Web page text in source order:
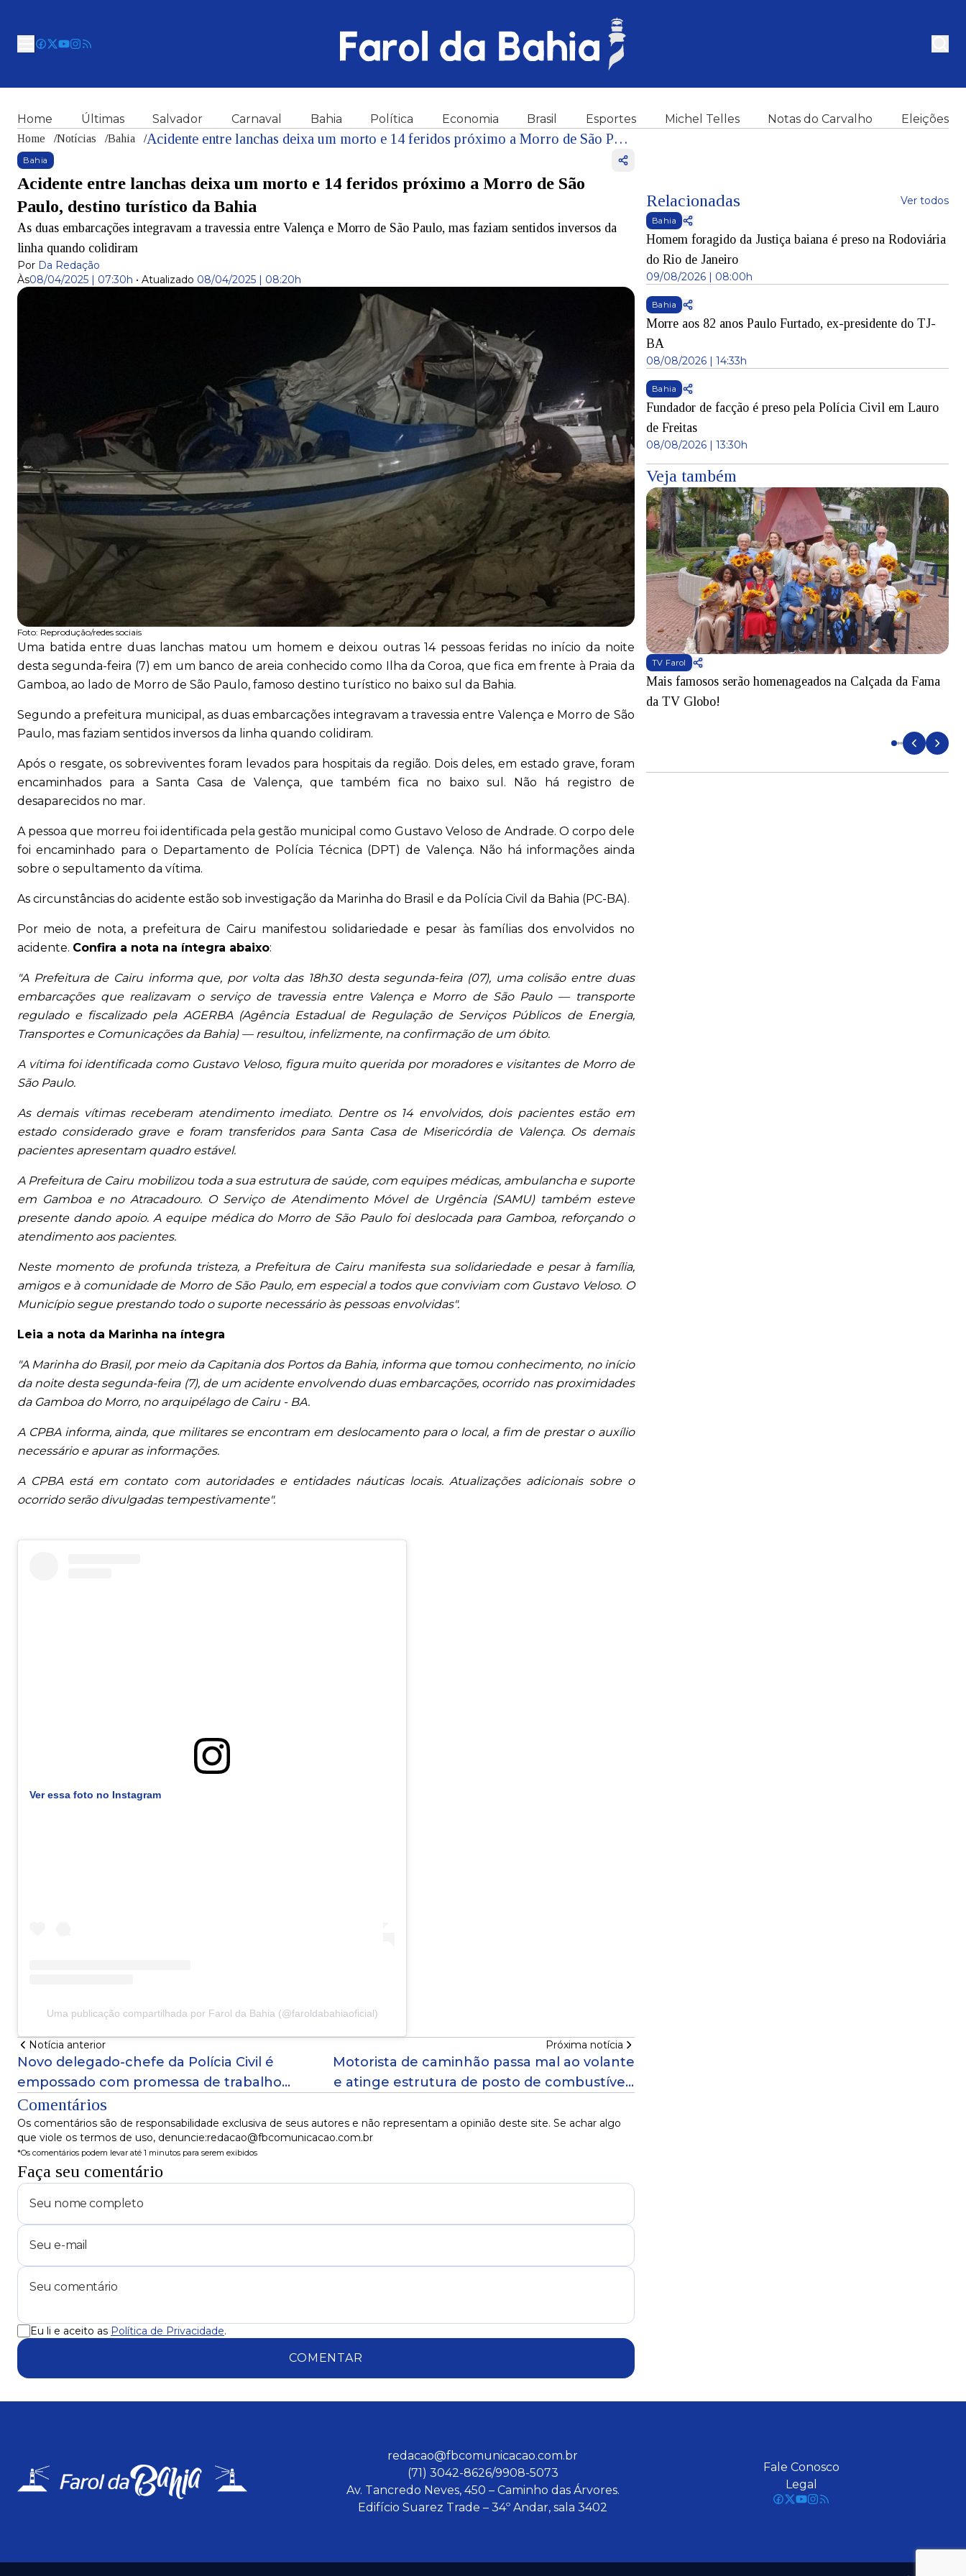
Home Últimas Salvador Carnaval Bahia Política Economia Brasil Esportes Michel Telles Notas do Carvalho Eleições
Home /Notícias /Bahia / Acidente entre lanchas deixa um morto e 14 feridos próximo a Morro de São Paulo, destino turístico da Bahia
Bahia
Acidente entre lanchas deixa um morto e 14 feridos próximo a Morro de São
Paulo, destino turístico da Bahia
As duas embarcações integravam a travessia entre Valença e Morro de São Paulo, mas faziam sentidos inversos da
linha quando colidiram
Por Da Redação
Às08/04/2025 | 07:30h • Atualizado 08/04/2025 | 08:20h
Foto: Reprodução/redes sociais
Uma batida entre duas lanchas matou um homem e deixou outras 14 pessoas feridas no início da noite
desta segunda-feira (7) em um banco de areia conhecido como Ilha da Coroa, que fica em frente à Praia da
Gamboa, ao lado de Morro de São Paulo, famoso destino turístico no baixo sul da Bahia.
Segundo a prefeitura municipal, as duas embarcações integravam a travessia entre Valença e Morro de São
Paulo, mas faziam sentidos inversos da linha quando colidiram.
Após o resgate, os sobreviventes foram levados para hospitais da região. Dois deles, em estado grave, foram
encaminhados para a Santa Casa de Valença, que também fica no baixo sul. Não há registro de
desaparecidos no mar.
A pessoa que morreu foi identificada pela gestão municipal como Gustavo Veloso de Andrade. O corpo dele
foi encaminhado para o Departamento de Polícia Técnica (DPT) de Valença. Não há informações ainda
sobre o sepultamento da vítima.
As circunstâncias do acidente estão sob investigação da Marinha do Brasil e da Polícia Civil da Bahia (PC-BA).
Por meio de nota, a prefeitura de Cairu manifestou solidariedade e pesar às famílias dos envolvidos no
acidente. Confira a nota na íntegra abaixo:
"A Prefeitura de Cairu informa que, por volta das 18h30 desta segunda-feira (07), uma colisão entre duas
embarcações que realizavam o serviço de travessia entre Valença e Morro de São Paulo — transporte
regulado e fiscalizado pela AGERBA (Agência Estadual de Regulação de Serviços Públicos de Energia,
Transportes e Comunicações da Bahia) — resultou, infelizmente, na confirmação de um óbito.
A vítima foi identificada como Gustavo Veloso, figura muito querida por moradores e visitantes de Morro de
São Paulo.
As demais vítimas receberam atendimento imediato. Dentre os 14 envolvidos, dois pacientes estão em
estado considerado grave e foram transferidos para Santa Casa de Misericórdia de Valença. Os demais
pacientes apresentam quadro estável.
A Prefeitura de Cairu mobilizou toda a sua estrutura de saúde, com equipes médicas, ambulancha e suporte
em Gamboa e no Atracadouro. O Serviço de Atendimento Móvel de Urgência (SAMU) também esteve
presente dando apoio. A equipe médica do Morro de São Paulo foi deslocada para Gamboa, reforçando o
atendimento aos pacientes.
Neste momento de profunda tristeza, a Prefeitura de Cairu manifesta sua solidariedade e pesar à família,
amigos e à comunidade de Morro de São Paulo, em especial a todos que conviviam com Gustavo Veloso. O
Município segue prestando todo o suporte necessário às pessoas envolvidas".
Leia a nota da Marinha na íntegra
"A Marinha do Brasil, por meio da Capitania dos Portos da Bahia, informa que tomou conhecimento, no início
da noite desta segunda-feira (7), de um acidente envolvendo duas embarcações, ocorrido nas proximidades
da Gamboa do Morro, no arquipélago de Cairu - BA.
A CPBA informa, ainda, que militares se encontram em deslocamento para o local, a fim de prestar o auxílio
necessário e apurar as informações.
A CPBA está em contato com autoridades e entidades náuticas locais. Atualizações adicionais sobre o
ocorrido serão divulgadas tempestivamente".
Ver essa foto no Instagram
Uma publicação compartilhada por Farol da Bahia (@faroldabahiaoficial)
Notícia anterior
Novo delegado-chefe da Polícia Civil é
empossado com promessa de trabalho
integrado
Próxima notícia
Motorista de caminhão passa mal ao volante
e atinge estrutura de posto de combustíveis
Comentários
Os comentários são de responsabilidade exclusiva de seus autores e não representam a opinião deste site. Se achar algo
que viole os termos de uso, denuncie:redacao@fbcomunicacao.com.br
*Os comentários podem levar até 1 minutos para serem exibidos
Faça seu comentário
Eu li e aceito as Política de Privacidade.
COMENTAR
Relacionadas Ver todos
Bahia
Homem foragido da Justiça baiana é preso na Rodoviária
do Rio de Janeiro
09/08/2026 | 08:00h
Bahia
Morre aos 82 anos Paulo Furtado, ex-presidente do TJ-
BA
08/08/2026 | 14:33h
Bahia
Fundador de facção é preso pela Polícia Civil em Lauro
de Freitas
08/08/2026 | 13:30h
Veja também
TV Farol
Mais famosos serão homenageados na Calçada da Fama
da TV Globo!
redacao@fbcomunicacao.com.br
(71) 3042-8626/9908-5073
Av. Tancredo Neves, 450 – Caminho das Árvores.
Edifício Suarez Trade – 34º Andar, sala 3402
Fale Conosco
Legal